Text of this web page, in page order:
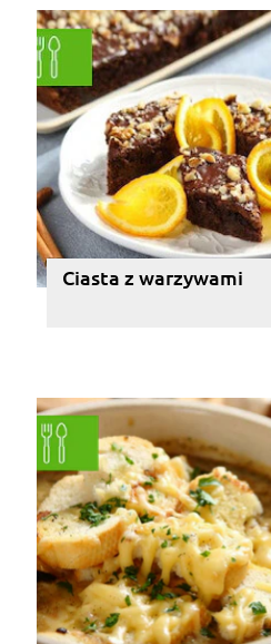
Ciasta z warzywami